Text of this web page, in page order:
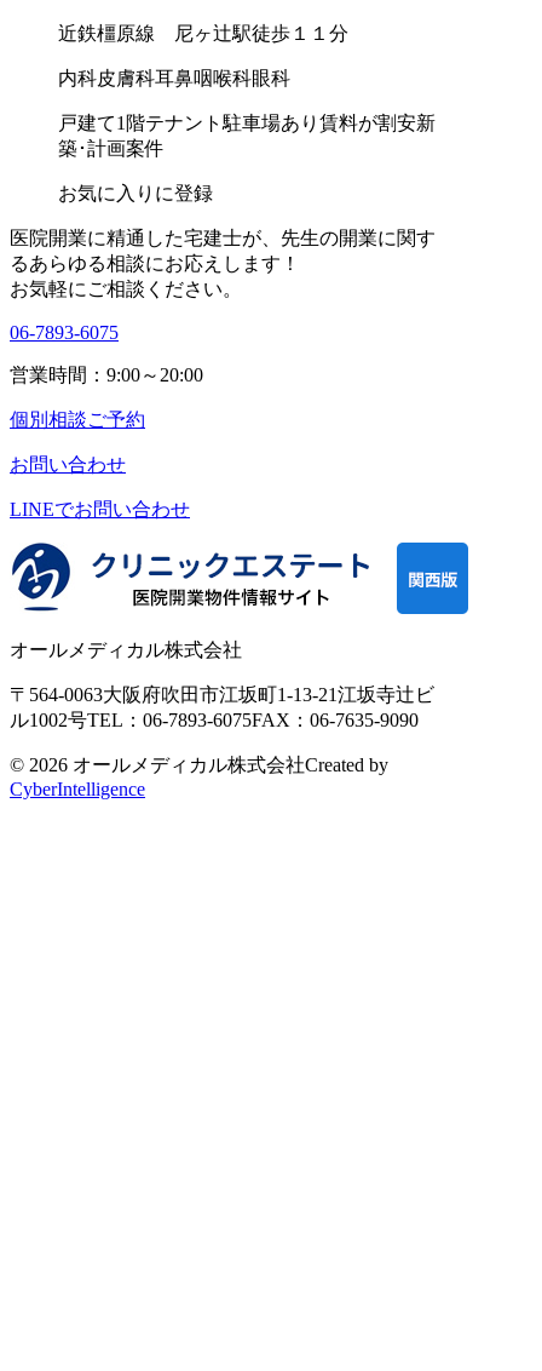
近鉄橿原線 尼ヶ辻駅徒歩１１分
内科皮膚科耳鼻咽喉科眼科
戸建て1階テナント 駐車場あり 賃料が割安新
築･計画案件
お気に入りに登録
医院開業に精通した宅建士が、 先生の開業に関す
るあらゆる相談にお応えします！
お気軽にご相談ください。
06-7893-6075
営業時間：9:00～20:00
個別相談ご予約
お問い合わせ
LINEでお問い合わせ
オールメディカル株式会社
〒564-0063大阪府吹田市江坂町1-13-21江坂寺辻ビ
ル1002号TEL：06-7893-6075FAX：06-7635-9090
© 2026 オールメディカル株式会社Created by
CyberIntelligence